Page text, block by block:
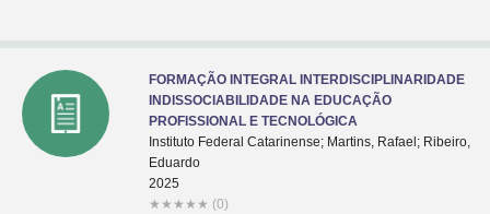
FORMAÇÃO INTEGRAL INTERDISCIPLINARIDADE
INDISSOCIABILIDADE NA EDUCAÇÃO
PROFISSIONAL E TECNOLÓGICA
Instituto Federal Catarinense; Martins, Rafael; Ribeiro,
Eduardo
2025
★ ★ ★ ★ ★ (0)